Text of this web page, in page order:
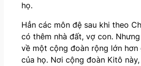
họ.
Hẳn các môn đệ sau khi theo
có thêm nhà đất, vợ con.
về một cộng đoàn rộng lớn hơn
của họ. Nơi cộng đoàn Kitô